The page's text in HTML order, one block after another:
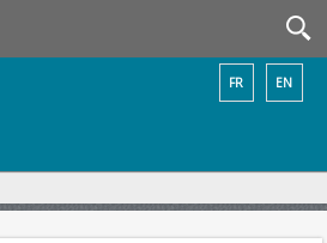
EN
FR